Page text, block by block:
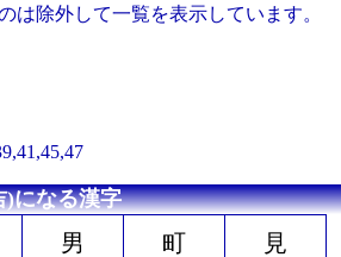
は除外して一覧を表示しています。
になる漢字
男 町 見